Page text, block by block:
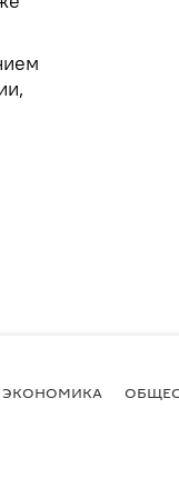
ЭКОНОМИКА